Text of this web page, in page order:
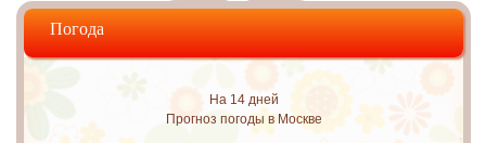
Погода
На 14 дней
Прогноз погоды в Москве